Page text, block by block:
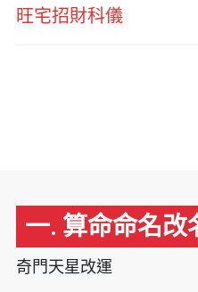
旺宅招財科儀
一. 算命命名改
奇門天星改運